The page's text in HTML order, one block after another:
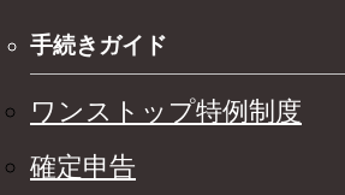
手続きガイド
ワンストップ特例制度
確定申告